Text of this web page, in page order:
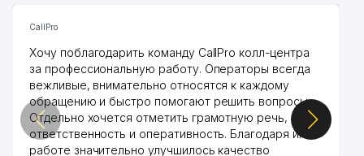
CallPro
Хочу поблагодарить команду CallPro колл-центра
за профессиональную работу. Операторы всегда
вежливые, внимательно относятся к каждому
обращению и быстро помогают решить вопросы.
Отдельно хочется отметить грамотную речь,
ответственность и оперативность. Благодаря их
работе значительно улучшилось качество